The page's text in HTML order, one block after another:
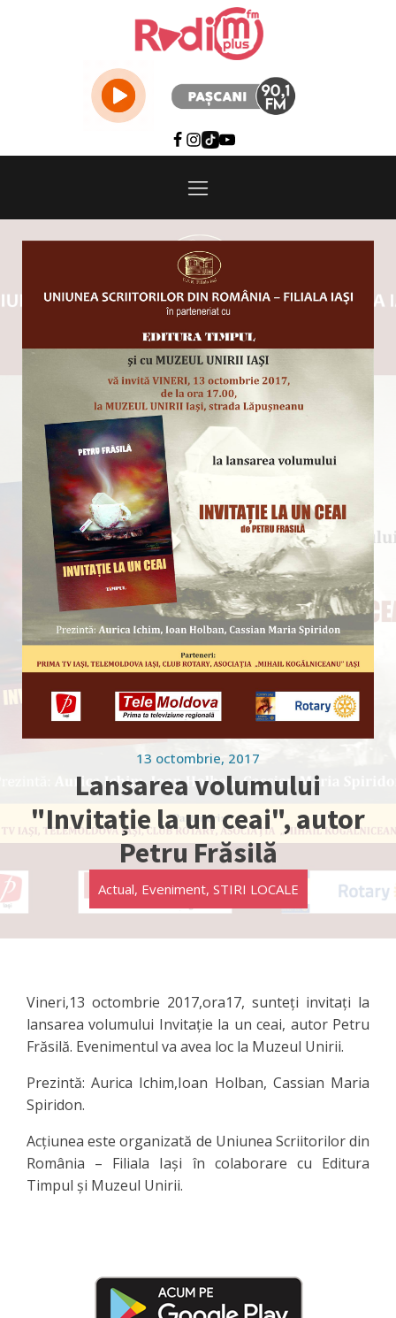
13 octombrie, 2017
Lansarea volumului
"Invitație la un ceai", autor
Petru Frăsilă
Actual, Eveniment, STIRI LOCALE
Vineri,13 octombrie 2017,ora17, sunteți invitați la
lansarea volumului Invitație la un ceai, autor Petru
Frăsilă. Evenimentul va avea loc la Muzeul Unirii.
Prezintă: Aurica Ichim,Ioan Holban, Cassian Maria
Spiridon.
Acțiunea este organizată de Uniunea Scriitorilor din
România – Filiala Iași în colaborare cu Editura
Timpul și Muzeul Unirii.